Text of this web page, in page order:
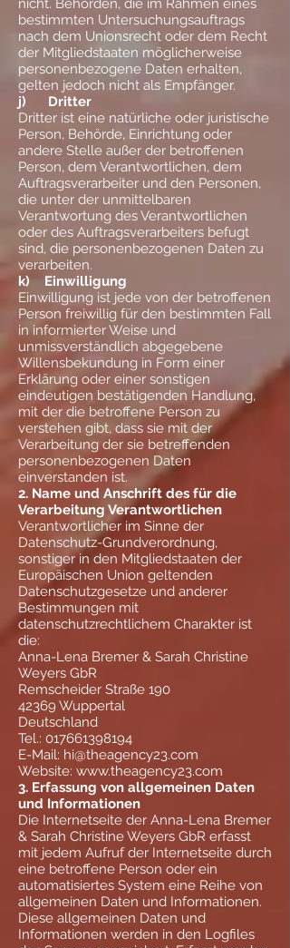
nicht. Behörden, die im Rahmen eines
bestimmten Untersuchungsauftrags
nach dem Unionsrecht oder dem Recht
der Mitgliedstaaten möglicherweise
personenbezogene Daten erhalten,
gelten jedoch nicht als Empfänger.
j) Dritter
Dritter ist eine natürliche oder juristische
Person, Behörde, Einrichtung oder
andere Stelle außer der betroffenen
Person, dem Verantwortlichen, dem
Auftragsverarbeiter und den Personen,
die unter der unmittelbaren
Verantwortung des Verantwortlichen
oder des Auftragsverarbeiters befugt
sind, die personenbezogenen Daten zu
verarbeiten.
k) Einwilligung
Einwilligung ist jede von der betroffenen
Person freiwillig für den bestimmten Fall
in informierter Weise und
unmissverständlich abgegebene
Willensbekundung in Form einer
Erklärung oder einer sonstigen
eindeutigen bestätigenden Handlung,
mit der die betroffene Person zu
verstehen gibt, dass sie mit der
Verarbeitung der sie betreffenden
personenbezogenen Daten
einverstanden ist.
2. Name und Anschrift des für die
Verarbeitung Verantwortlichen
Verantwortlicher im Sinne der
Datenschutz-Grundverordnung,
sonstiger in den Mitgliedstaaten der
Europäischen Union geltenden
Datenschutzgesetze und anderer
Bestimmungen mit
datenschutzrechtlichem Charakter ist
die:
Anna-Lena Bremer & Sarah Christine
Weyers GbR
Remscheider Straße 190
42369 Wuppertal
Deutschland
Tel.: 017661398194
E-Mail: hi@theagency23.com
Website: www.theagency23.com
3. Erfassung von allgemeinen Daten
und Informationen
Die Internetseite der Anna-Lena Bremer
& Sarah Christine Weyers GbR erfasst
mit jedem Aufruf der Internetseite durch
eine betroffene Person oder ein
automatisiertes System eine Reihe von
allgemeinen Daten und Informationen.
Diese allgemeinen Daten und
Informationen werden in den Logfiles